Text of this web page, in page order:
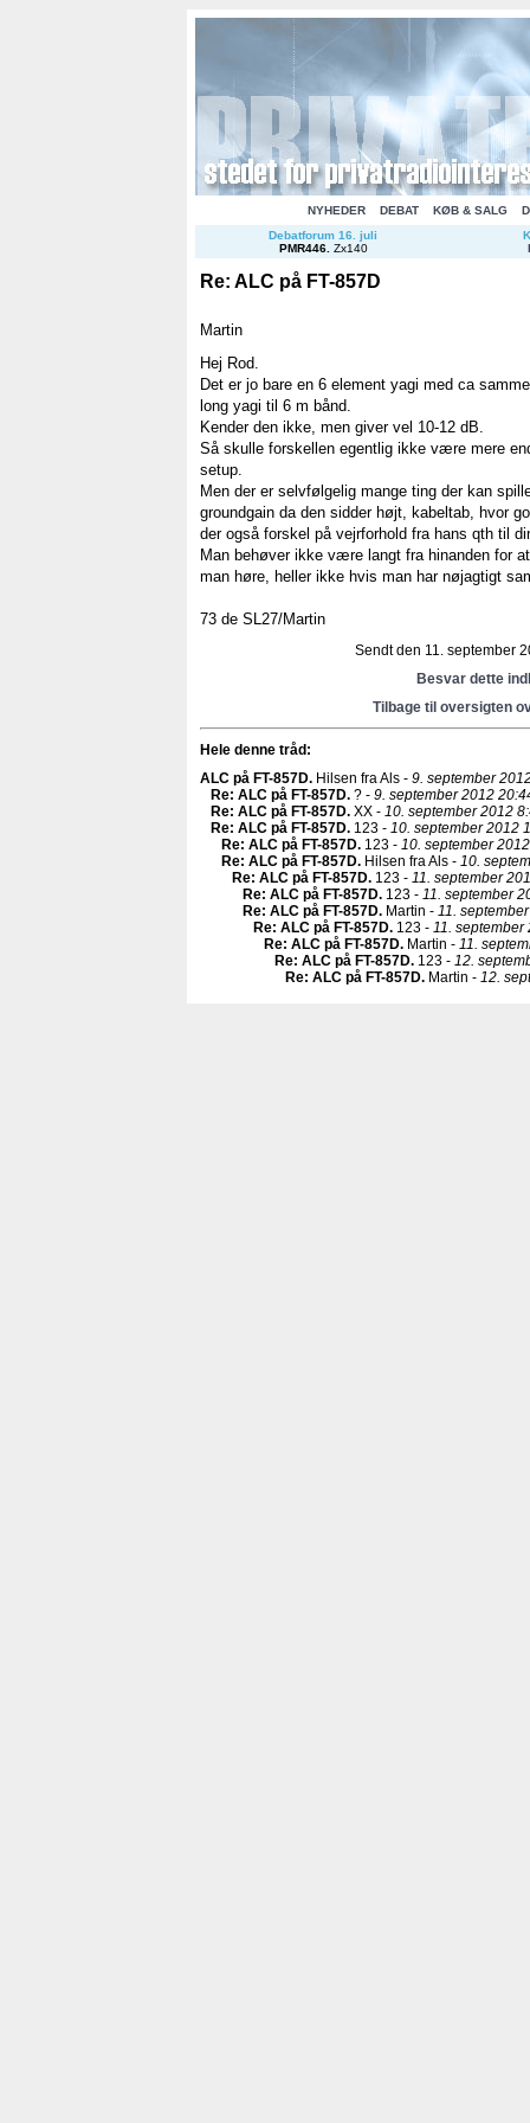
NYHEDER DEBAT KØB & SALG
Debatforum 16. juli
PMR446. Zx140
Re: ALC på FT-857D
Martin
Hej Rod.
Det er jo bare en 6 element yagi med ca
long yagi til 6 m bånd.
Kender den ikke, men giver vel 10-12 dB.
Så skulle forskellen egentlig ikke være mere
setup.
Men der er selvfølgelig mange ting der kan
groundgain da den sidder højt, kabeltab, hvor
der også forskel på vejrforhold fra hans qth til
Man behøver ikke være langt fra hinanden for
man høre, heller ikke hvis man har nøjagtigt
73 de SL27/Martin
Sendt den 11. september
Besvar dette
Tilbage til oversigten
Hele denne tråd:
ALC på FT-857D. Hilsen fra Als - 9. september
Re: ALC på FT-857D. ? - 9. september 2012
Re: ALC på FT-857D. XX - 10. september 2012
Re: ALC på FT-857D. 123 - 10. september 2012
Re: ALC på FT-857D. 123 - 10. september
Re: ALC på FT-857D. Hilsen fra Als - 10.
Re: ALC på FT-857D. 123 - 11. september
Re: ALC på FT-857D. 123 - 11. september
Re: ALC på FT-857D. Martin - 11.
Re: ALC på FT-857D. 123 - 11. september
Re: ALC på FT-857D. Martin - 11.
Re: ALC på FT-857D. 123 - 12.
Re: ALC på FT-857D. Martin - 12.